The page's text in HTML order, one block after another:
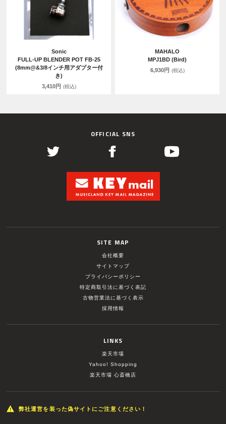
Sonic
FULL-UP BLENDER POT FB-25
(8mm@&3/8インチ用アダプター付
き)
3,410円 (税込)
MAHALO
MPJ1BD (Bird)
6,930円 (税込)
OFFICIAL SNS
SITE MAP
会社概要
サイトマップ
プライバシーポリシー
特定商取引法に基づく表記
古物営業法に基づく表示
採用情報
LINKS
楽天市場
Yahoo! Shopping
楽天市場 心斎橋店
弊社運営を装った偽サイトにご注意ください！